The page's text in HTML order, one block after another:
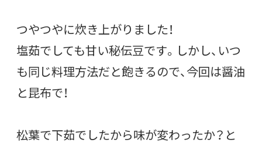
つやつやに炊き上がりました！
塩茹でしても甘い秘伝豆です。しかし、いつ
も同じ料理方法だと飽きるので、今回は醤油
と昆布で！
松葉で下茹でしたから味が変わったか？と